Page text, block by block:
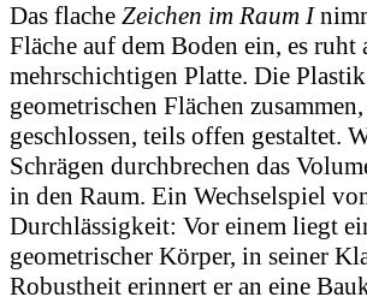
Das flache Zeichen im Raum I
Fläche auf dem Boden ein, es ruht
mehrschichtigen Platte. Die
geometrischen Flächen
geschlossen, teils offen gestaltet.
Schrägen durchbrechen das
in den Raum. Ein Wechselspiel
Durchlässigkeit: Vor einem liegt
geometrischer Körper, in seiner
Robustheit erinnert er an eine